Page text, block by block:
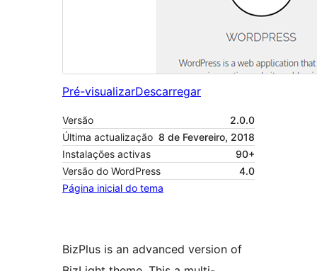
Pré-visualizarDescarregar
Versão
2.0.0
Última actualização 8 de Fevereiro, 2018
Instalações activas
90+
Versão do WordPress
4.0
Página inicial do tema
BizPlus is an advanced version of